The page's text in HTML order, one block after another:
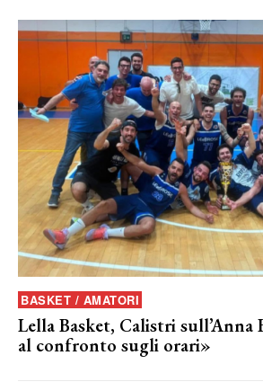
BASKET / AMATORI
Lella Basket, Calistri
al confronto sugli orari»